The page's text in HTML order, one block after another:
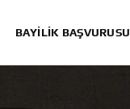
BAYİLİK BAŞVURUSU